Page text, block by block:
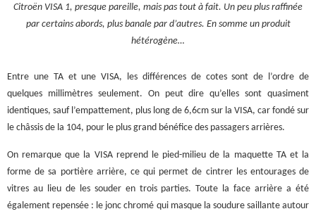
Citroën VISA 1, presque pareille, mais pas tout à fait. Un peu plus raffinée
par certains abords, plus banale par d’autres. En somme un produit
hétérogène…
Entre une TA et une VISA, les différences de cotes sont de l’ordre de
quelques millimètres seulement. On peut dire qu’elles sont quasiment
identiques, sauf l’empattement, plus long de 6,6cm sur la VISA, car fondé sur
le châssis de la 104, pour le plus grand bénéfice des passagers arrières.
On remarque que la VISA reprend le pied-milieu de la maquette TA et la
forme de sa portière arrière, ce qui permet de cintrer les entourages de
vitres au lieu de les souder en trois parties. Toute la face arrière a été
également repensée : le jonc chromé qui masque la soudure saillante autour